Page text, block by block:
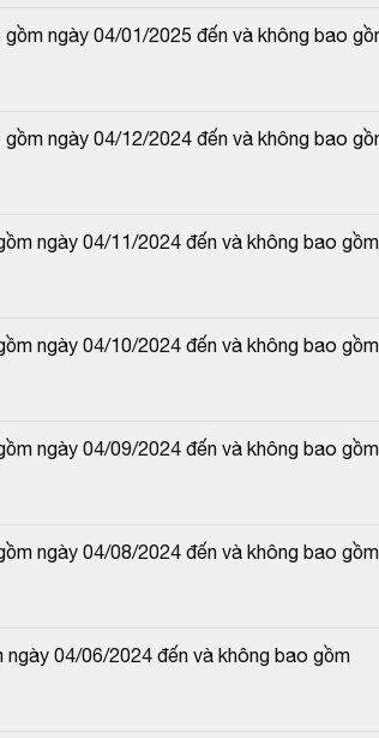
ngày 04/01/2025 đến và không bao
ngày 04/12/2024 đến và không bao
ngày 04/11/2024 đến và không bao gồm
ngày 04/10/2024 đến và không bao gồm
ngày 04/09/2024 đến và không bao gồm
ngày 04/08/2024 đến và không bao gồm
04/06/2024 đến và không bao gồm